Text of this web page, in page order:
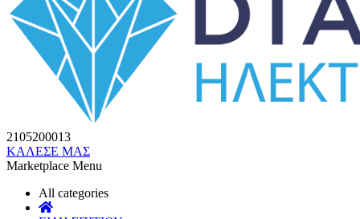
2105200013
ΚΑΛΕΣΕ ΜΑΣ
Marketplace Menu
All categories